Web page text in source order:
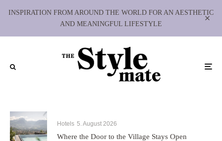
INSPIRATION FROM AROUND THE WORLD FOR AN AESTHETIC
AND MEANINGFUL LIFESTYLE
Hotels 5. August 2026
Where the Door to the Village Stays Open